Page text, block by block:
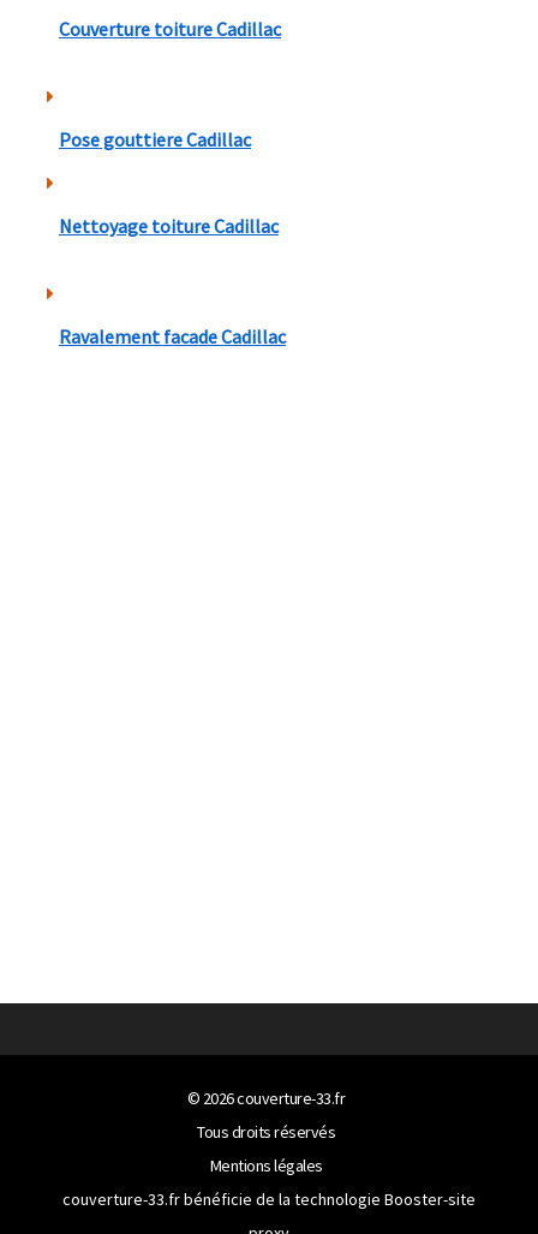
Couverture toiture Cadillac
Pose gouttiere Cadillac
Nettoyage toiture Cadillac
Ravalement facade Cadillac
© 2026couverture-33.fr
Tous droits réservés
Mentions légales
couverture-33.fr bénéficie de la technologie Booster-site